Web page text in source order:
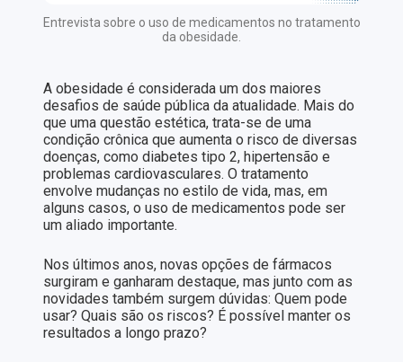
Entrevista sobre o uso de medicamentos no tratamento
da obesidade.
A obesidade é considerada um dos maiores
desafios de saúde pública da atualidade. Mais do
que uma questão estética, trata-se de uma
condição crônica que aumenta o risco de diversas
doenças, como diabetes tipo 2, hipertensão e
problemas cardiovasculares. O tratamento
envolve mudanças no estilo de vida, mas, em
alguns casos, o uso de medicamentos pode ser
um aliado importante.
Nos últimos anos, novas opções de fármacos
surgiram e ganharam destaque, mas junto com as
novidades também surgem dúvidas: Quem pode
usar? Quais são os riscos? É possível manter os
resultados a longo prazo?